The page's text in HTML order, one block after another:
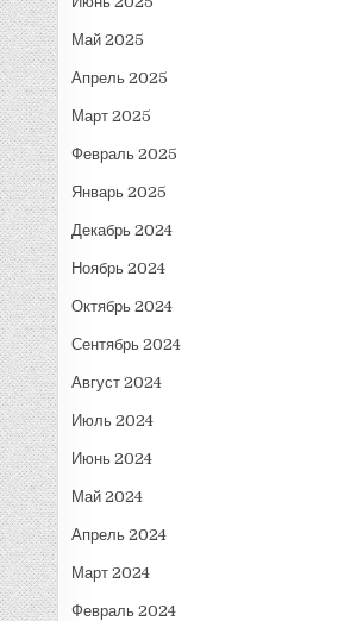
Май 2025
Апрель 2025
Март 2025
Февраль 2025
Январь 2025
Декабрь 2024
Ноябрь 2024
Октябрь 2024
Сентябрь 2024
Август 2024
Июль 2024
Июнь 2024
Май 2024
Апрель 2024
Март 2024
Февраль 2024